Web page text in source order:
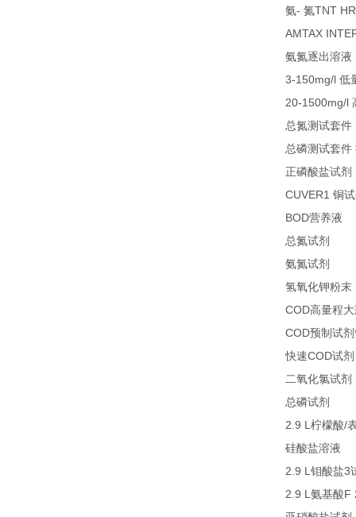
氨- 氮TNT HR
AMTAX
氨氮逐出溶液
3-150mg/l 低
20-1500mg/l
总氮测试套件
总磷测试套件
正磷酸盐试剂
CUVER1 铜
BOD营养液
总氮试剂
氨氮试剂
氢氧化钾粉末
COD高量程
COD预制试
快速COD试剂
二氧化氯试剂
总磷试剂
2.9 L 柠檬酸/
硅酸盐溶液
2.9 L 钼酸盐3
2.9 L 氨基酸F